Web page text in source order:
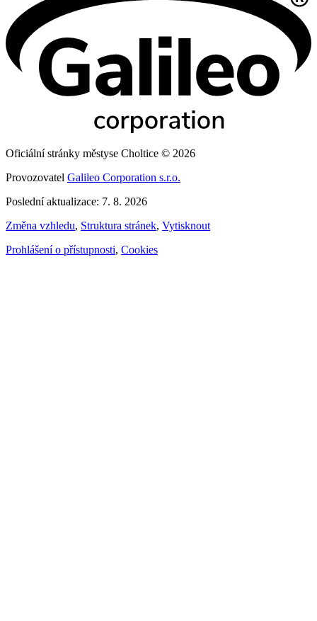
Oficiální stránky městyse Choltice © 2026
Provozovatel Galileo Corporation s.r.o.
Poslední aktualizace: 7. 8. 2026
Změna vzhledu, Struktura stránek, Vytisknout
Prohlášení o přístupnosti, Cookies